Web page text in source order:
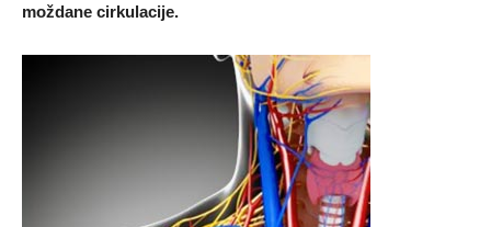
moždane cirkulacije.